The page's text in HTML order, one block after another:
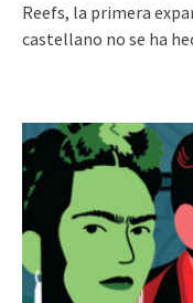
Reefs, la primera
castellano no se ha